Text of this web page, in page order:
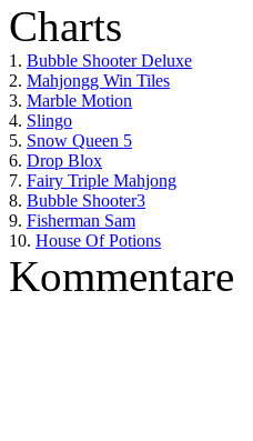
Charts
1. Bubble Shooter Deluxe
2. Mahjongg Win Tiles
3. Marble Motion
4. Slingo
5. Snow Queen 5
6. Drop Blox
7. Fairy Triple Mahjong
8. Bubble Shooter3
9. Fisherman Sam
10. House Of Potions
Kommentare